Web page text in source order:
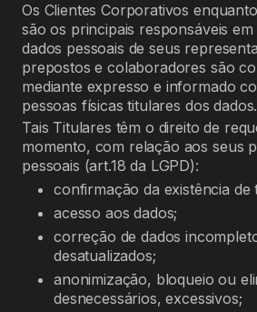
Os Clientes Corporativos
são os principais responsáveis
dados pessoais de seus
prepostos e colaboradores são
mediante expresso e informado
pessoas físicas titulares dos dados.
Tais Titulares têm o direito de
momento, com relação aos seus
pessoais (art.18 da LGPD):
confirmação da existência de
acesso aos dados;
correção de dados
desatualizados;
anonimização, bloqueio ou
desnecessários, excessivos;